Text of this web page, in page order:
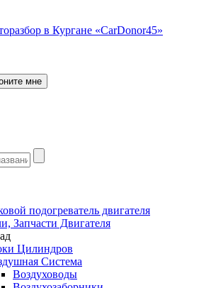
мне
подогреватель двигателя
Запчасти Двигателя
Цилиндров
Система
Воздуховоды